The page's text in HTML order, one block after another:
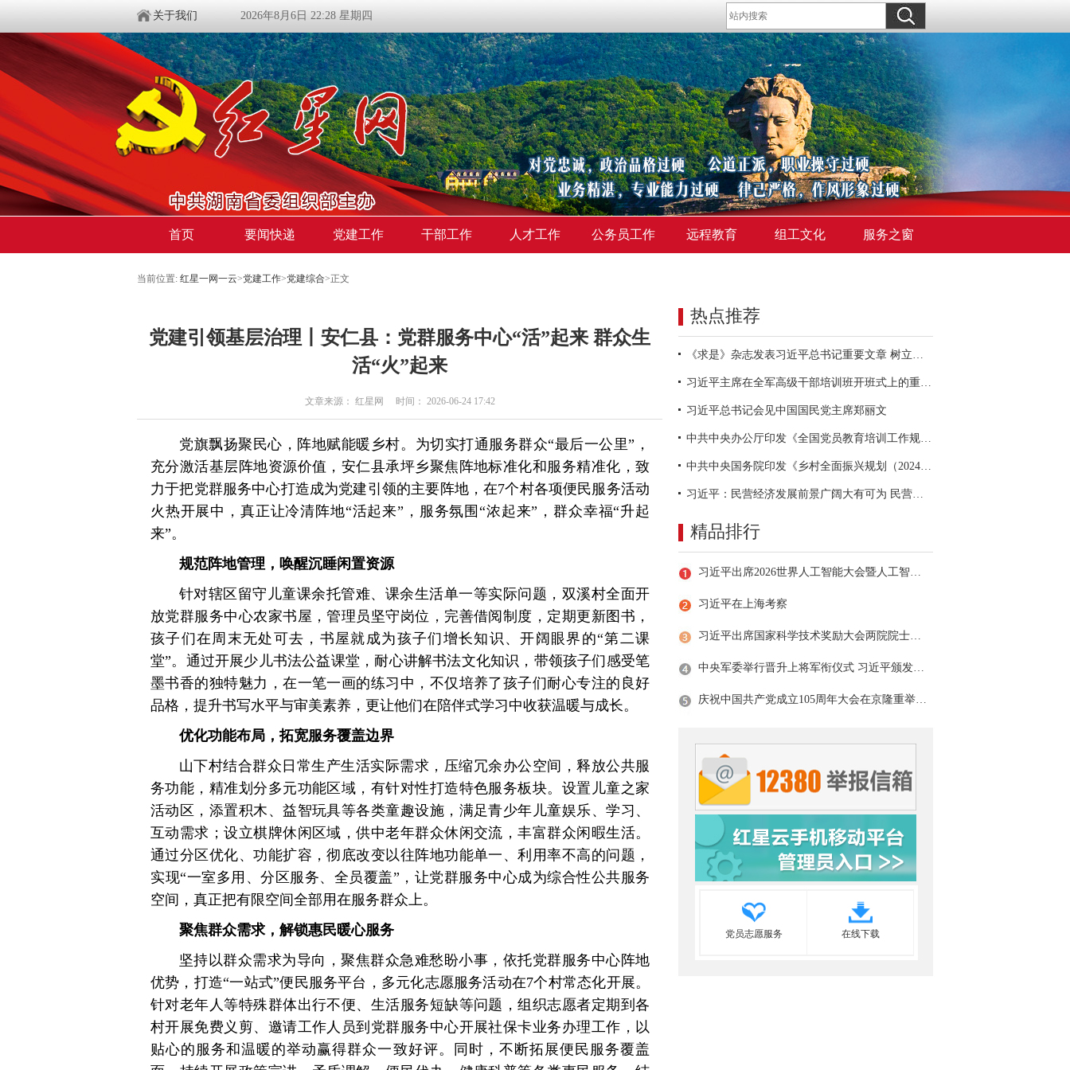
关于我们 2026年8月6日 22:28 星期四
首页 要闻快递 党建工作 干部工作 人才工作 公务员工作 远程教育 组工文化 服务之窗
当前位置: 红星一网一云>党建工作>党建综合>正文
党建引领基层治理丨安仁县：党群服务中心“活”起来 群众生
活“火”起来
文章来源： 红星网 时间： 2026-06-24 17:42
党旗飘扬聚民心，阵地赋能暖乡村。为切实打通服务群众“最后一公里”，
充分激活基层阵地资源价值，安仁县承坪乡聚焦阵地标准化和服务精准化，致
力于把党群服务中心打造成为党建引领的主要阵地，在7个村各项便民服务活动
火热开展中，真正让冷清阵地“活起来”，服务氛围“浓起来”，群众幸福“升起
来”。
规范阵地管理，唤醒沉睡闲置资源
针对辖区留守儿童课余托管难、课余生活单一等实际问题，双溪村全面开
放党群服务中心农家书屋，管理员坚守岗位，完善借阅制度，定期更新图书，
孩子们在周末无处可去，书屋就成为孩子们增长知识、开阔眼界的“第二课
堂”。通过开展少儿书法公益课堂，耐心讲解书法文化知识，带领孩子们感受笔
墨书香的独特魅力，在一笔一画的练习中，不仅培养了孩子们耐心专注的良好
品格，提升书写水平与审美素养，更让他们在陪伴式学习中收获温暖与成长。
优化功能布局，拓宽服务覆盖边界
山下村结合群众日常生产生活实际需求，压缩冗余办公空间，释放公共服
务功能，精准划分多元功能区域，有针对性打造特色服务板块。设置儿童之家
活动区，添置积木、益智玩具等各类童趣设施，满足青少年儿童娱乐、学习、
互动需求；设立棋牌休闲区域，供中老年群众休闲交流，丰富群众闲暇生活。
通过分区优化、功能扩容，彻底改变以往阵地功能单一、利用率不高的问题，
实现“一室多用、分区服务、全员覆盖”，让党群服务中心成为综合性公共服务
空间，真正把有限空间全部用在服务群众上。
聚焦群众需求，解锁惠民暖心服务
坚持以群众需求为导向，聚焦群众急难愁盼小事，依托党群服务中心阵地
优势，打造“一站式”便民服务平台，多元化志愿服务活动在7个村常态化开展。
针对老年人等特殊群体出行不便、生活服务短缺等问题，组织志愿者定期到各
村开展免费义剪、邀请工作人员到党群服务中心开展社保卡业务办理工作，以
贴心的服务和温暖的举动赢得群众一致好评。同时，不断拓展便民服务覆盖
热点推荐
《求是》杂志发表习近平总书记重要文章 树立和践行正确政绩观
习近平主席在全军高级干部培训班开班式上的重要讲话引领全军开展思想整风、深化政治整训
习近平总书记会见中国国民党主席郑丽文
中共中央办公厅印发《全国党员教育培训工作规划（2024－2028年）》
中共中央国务院印发《乡村全面振兴规划（2024—2027年）》
习近平：民营经济发展前景广阔大有可为 民营企业和民营企业家大显身手正当其时
精品排行
习近平出席2026世界人工智能大会暨人工智能全球治理高级别会议开幕式并发表主旨讲话
习近平在上海考察
习近平出席国家科学技术奖励大会两院院士大会中国科协第十一次全国代表大会并发表重要讲话
中央军委举行晋升上将军衔仪式 习近平颁发命令状并向晋衔的军官表示祝贺
庆祝中国共产党成立105周年大会在京隆重举行 习近平发表重要讲话
党员志愿服务 在线下载